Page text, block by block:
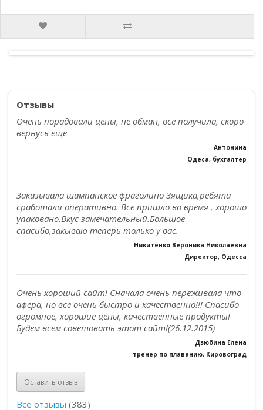
Отзывы
Очень порадовали цены, не обман, все получила, скоро
вернусь еще
Антонина
Одеса, бухгалтер
Заказывала шампанское фраголино 3ящика,ребята
сработали оперативно. Все пришло во время , хорошо
упаковано.Вкус замечательный.Большое
спасибо,закываю теперь только у вас.
Никитенко Вероника Николаевна
Директор, Одесса
Очень хороший сайт! Сначала очень переживала что
афера, но все очень быстро и качественно!!! Спасибо
огромное, хорошие цены, качественные продукты!
Будем всем советовать этот сайт!(26.12.2015)
Дзюбина Елена
тренер по плаванию, Кировоград
Оставить отзыв
Все отзывы (383)